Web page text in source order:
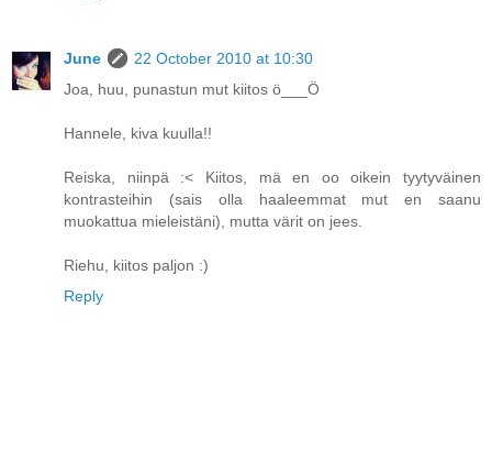
June
22 October 2010 at 10:30
Joa, huu, punastun mut kiitos ö___Ö
Hannele, kiva kuulla!!
Reiska, niinpä :< Kiitos, mä en oo oikein tyytyväinen
kontrasteihin (sais olla haaleemmat mut en saanu
muokattua mieleistäni), mutta värit on jees.
Riehu, kiitos paljon :)
Reply